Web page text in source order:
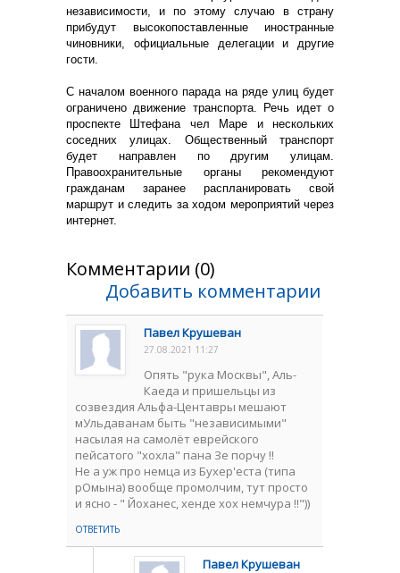
независимости, и по этому случаю в страну
прибудут высокопоставленные иностранные
чиновники, официальные делегации и другие
гости.
С началом военного парада на ряде улиц будет
ограничено движение транспорта. Речь идет о
проспекте Штефана чел Маре и нескольких
соседних улицах. Общественный транспорт
будет направлен по другим улицам.
Правоохранительные органы рекомендуют
гражданам заранее распланировать свой
маршрут и следить за ходом мероприятий через
интернет.
Комментарии (0)
Добавить комментарии
Павел Крушеван
27.08.2021 11:27
Опять "рука Москвы", Аль-
Каеда и пришельцы из
созвездия Альфа-Центавры мешают
мУльдаванам быть "независимыми"
насылая на самолёт еврейского
пейсатого "хохла" пана Зе порчу !!
Не а уж про немца из Бухер'еста (типа
рОмына) вообще промолчим, тут просто
и ясно - " Йоханес, хенде хох немчура !!"))
ОТВЕТИТЬ
Павел Крушеван